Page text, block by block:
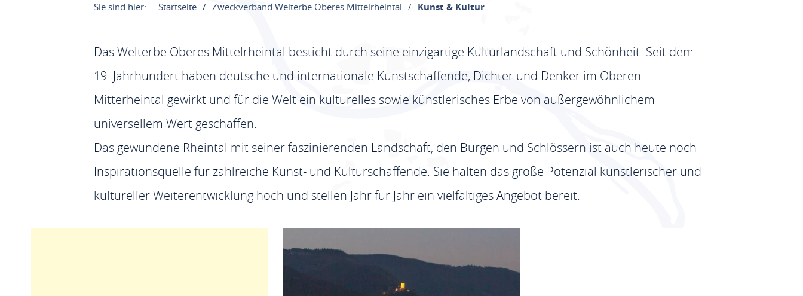
Sie sind hier: Startseite Zweckverband Welterbe Oberes Mittelrheintal Kunst & Kultur
Das Welterbe Oberes Mittelrheintal besticht durch seine einzigartige Kulturlandschaft und Schönheit. Seit dem
19. Jahrhundert haben deutsche und internationale Kunstschaffende, Dichter und Denker im Oberen
Mitterheintal gewirkt und für die Welt ein kulturelles sowie künstlerisches Erbe von außergewöhnlichem
universellem Wert geschaffen.
Das gewundene Rheintal mit seiner faszinierenden Landschaft, den Burgen und Schlössern ist auch heute noch
Inspirationsquelle für zahlreiche Kunst- und Kulturschaffende. Sie halten das große Potenzial künstlerischer und
kultureller Weiterentwicklung hoch und stellen Jahr für Jahr ein vielfältiges Angebot bereit.